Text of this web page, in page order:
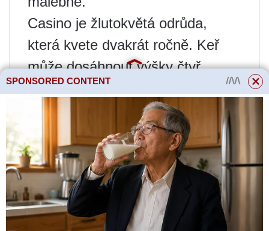
Casino je žlutokvětá odrůda,
která kvete dvakrát ročně. Keř
může dosáhnout výšky čtyř
metrů. Výhonky mají velké trny a
lesklé tmavě zelené listy. Růže
jsou ve tvaru skla a citronově
žluté barvy. Odrůda se vyznačuje
vysokou odolností vůči mnoha
chorobám, dešťovým srážkám a
chladu.
SPONSORED CONTENT